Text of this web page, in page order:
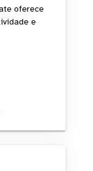
oferece
e